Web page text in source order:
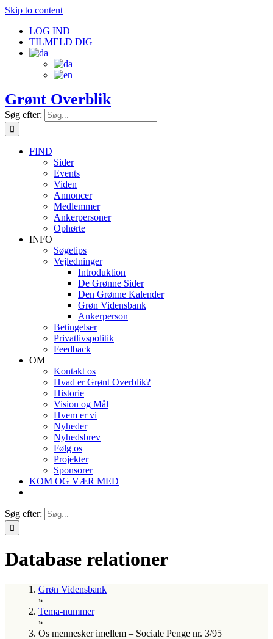
Skip to content
LOG IND
TILMELD DIG
Grønt Overblik
Søg efter:
FIND
Sider
Events
Viden
Annoncer
Medlemmer
Ankerpersoner
Ophørte
INFO
Søgetips
Vejledninger
Introduktion
De Grønne Sider
Den Grønne Kalender
Grøn Vidensbank
Ankerperson
Betingelser
Privatlivspolitik
Feedback
OM
Kontakt os
Hvad er Grønt Overblik?
Historie
Vision og Mål
Hvem er vi
Nyheder
Nyhedsbrev
Følg os
Projekter
Sponsorer
KOM OG VÆR MED
Søg efter:
Database relationer
Grøn Vidensbank
»
Tema-nummer
»
Os mennesker imellem – Sociale Penge nr. 3/95